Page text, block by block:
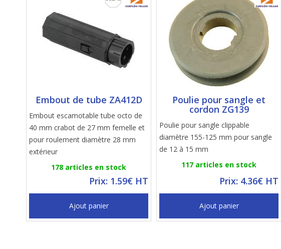
Embout de tube ZA412D
Embout escamotable tube octo de
40 mm crabot de 27 mm femelle et
pour roulement diamètre 28 mm
extérieur
178 articles en stock
Prix: 1.59€ HT
Ajout panier
Poulie pour sangle et
cordon ZG139
Poulie pour sangle clippable
diamètre 155-125 mm pour sangle
de 12 à 15 mm
117 articles en stock
Prix: 4.36€ HT
Ajout panier